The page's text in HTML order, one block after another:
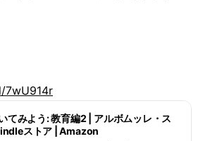
7wU914r
てみよう: 教育編2 | アルボムッレ・ス
ストア | Amazon